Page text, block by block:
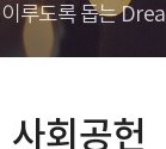
이루도록 돕는
사회공헌